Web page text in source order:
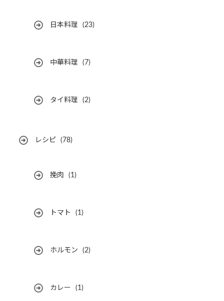
日本料理 (23)
中華料理 (7)
タイ料理 (2)
レシピ (78)
挽肉 (1)
トマト (1)
ホルモン (2)
カレー (1)